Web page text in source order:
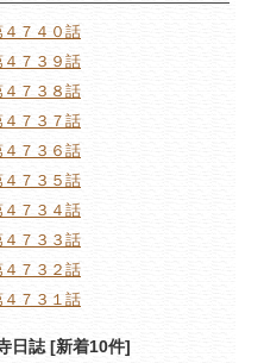
４７４０話
４７３９話
４７３８話
４７３７話
４７３６話
４７３５話
４７３４話
４７３３話
４７３２話
４７３１話
日誌 [新着10件]